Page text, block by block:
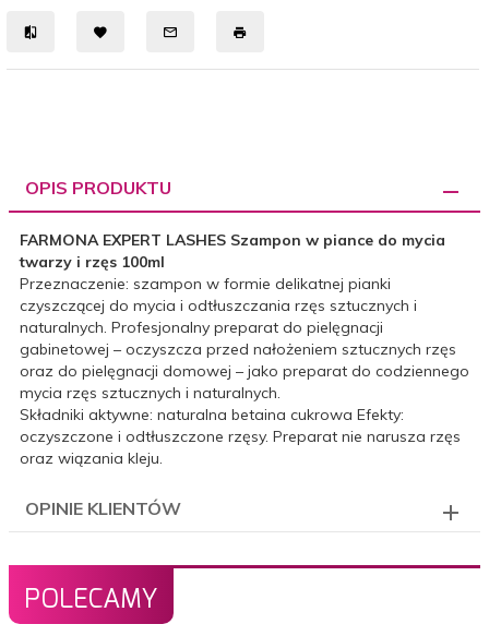
OPIS PRODUKTU
FARMONA EXPERT LASHES Szampon w piance do mycia
twarzy i rzęs 100ml
Przeznaczenie: szampon w formie delikatnej pianki
czyszczącej do mycia i odtłuszczania rzęs sztucznych i
naturalnych. Profesjonalny preparat do pielęgnacji
gabinetowej – oczyszcza przed nałożeniem sztucznych rzęs
oraz do pielęgnacji domowej – jako preparat do codziennego
mycia rzęs sztucznych i naturalnych.
Składniki aktywne: naturalna betaina cukrowa Efekty:
oczyszczone i odtłuszczone rzęsy. Preparat nie narusza rzęs
oraz wiązania kleju.
OPINIE KLIENTÓW
POLECAMY